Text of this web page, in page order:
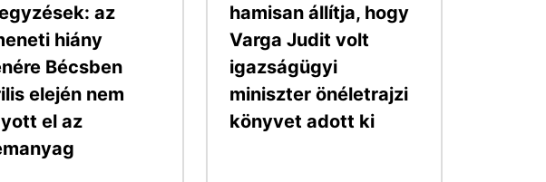
az
hiány
Bécsben
elején nem
el az
hamisan állítja, hogy
Varga Judit volt
igazságügyi
miniszter önéletrajzi
könyvet adott ki